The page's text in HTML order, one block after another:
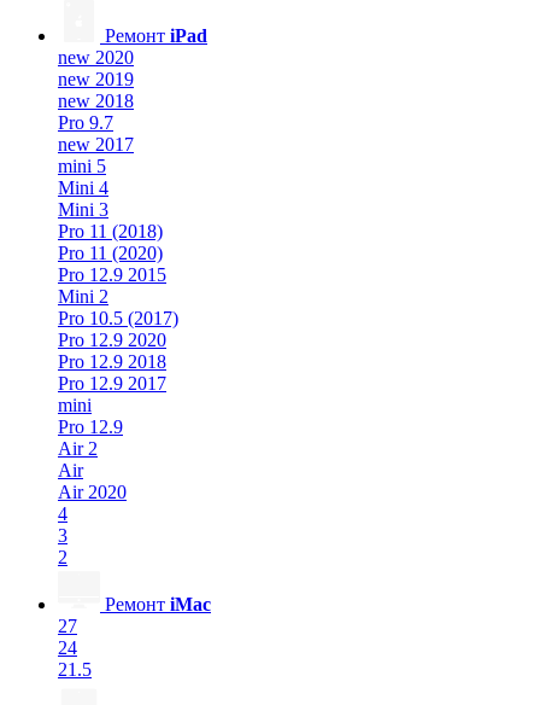
Ремонт iPad
new 2020
new 2019
new 2018
Pro 9.7
new 2017
mini 5
Mini 4
Mini 3
Pro 11 (2018)
Pro 11 (2020)
Pro 12.9 2015
Mini 2
Pro 10.5 (2017)
Pro 12.9 2020
Pro 12.9 2018
Pro 12.9 2017
mini
Pro 12.9
Air 2
Air
Air 2020
4
3
2
Ремонт iMac
27
24
21.5